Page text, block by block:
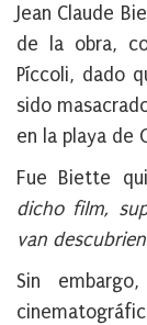
Jean Claude
de la obra,
Píccoli, dado
sido
en la playa de
Fue Biette
dicho film,
van
Sin